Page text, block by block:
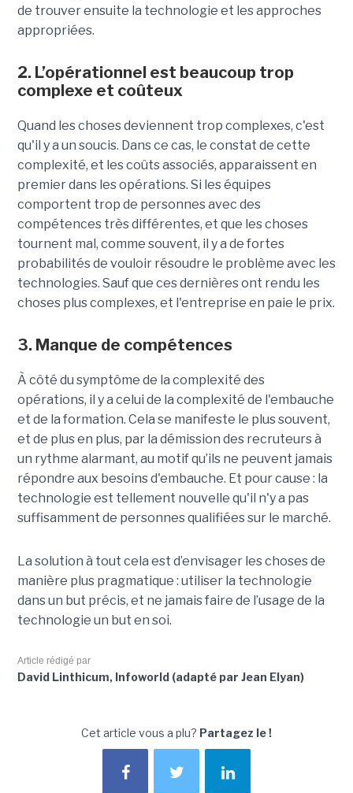
de trouver ensuite la technologie et les approches
appropriées.
2. L’opérationnel est beaucoup trop
complexe et coûteux
Quand les choses deviennent trop complexes, c'est
qu'il y a un soucis. Dans ce cas, le constat de cette
complexité, et les coûts associés, apparaissent en
premier dans les opérations. Si les équipes
comportent trop de personnes avec des
compétences très différentes, et que les choses
tournent mal, comme souvent, il y a de fortes
probabilités de vouloir résoudre le problème avec les
technologies. Sauf que ces dernières ont rendu les
choses plus complexes, et l'entreprise en paie le prix.
3. Manque de compétences
À côté du symptôme de la complexité des
opérations, il y a celui de la complexité de l'embauche
et de la formation. Cela se manifeste le plus souvent,
et de plus en plus, par la démission des recruteurs à
un rythme alarmant, au motif qu’ils ne peuvent jamais
répondre aux besoins d'embauche. Et pour cause : la
technologie est tellement nouvelle qu'il n'y a pas
suffisamment de personnes qualifiées sur le marché.
La solution à tout cela est d’envisager les choses de
manière plus pragmatique : utiliser la technologie
dans un but précis, et ne jamais faire de l’usage de la
technologie un but en soi.
Article rédigé par
David Linthicum, Infoworld (adapté par Jean Elyan)
Cet article vous a plu? Partagez le !